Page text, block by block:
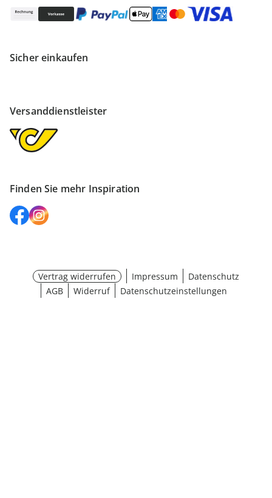
Sicher einkaufen
Versanddienstleister
Finden Sie mehr Inspiration
Vertrag widerrufen Impressum
Datenschutz
AGB
Widerruf Datenschutzeinstellungen